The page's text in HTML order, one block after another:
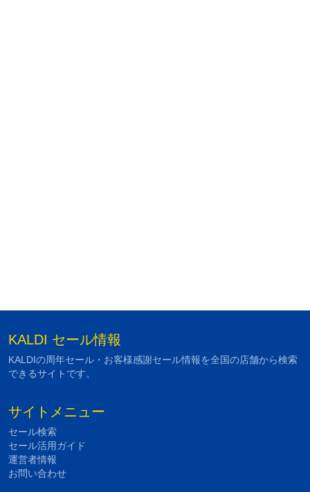
KALDI セール情報
KALDIの周年セール・お客様感謝セール情報を全国の店舗から検索
できるサイトです。
サイトメニュー
セール検索
セール活用ガイド
運営者情報
お問い合わせ